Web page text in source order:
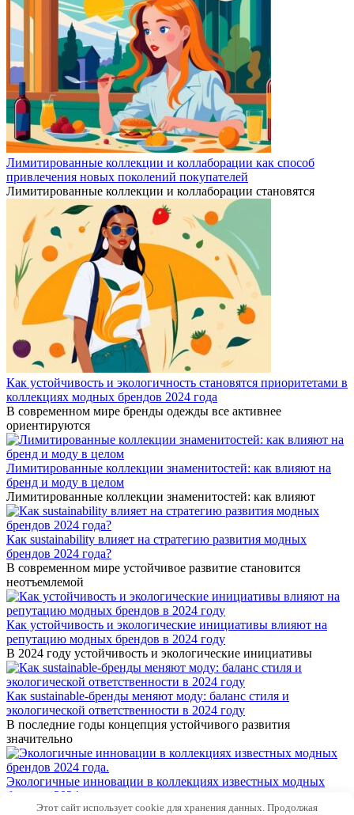
Лимитированные коллекции и коллаборации как способ
привлечения новых поколений покупателей
Лимитированные коллекции и коллаборации становятся
Как устойчивость и экологичность становятся приоритетами в
коллекциях модных брендов 2024 года
В современном мире бренды одежды все активнее
ориентируются
Лимитированные коллекции знаменитостей: как влияют на
бренд и моду в целом
Лимитированные коллекции знаменитостей: как влияют
Как sustainability влияет на стратегию развития модных
брендов 2024 года?
В современном мире устойчивое развитие становится
неотъемлемой
Как устойчивость и экологические инициативы влияют на
репутацию модных брендов в 2024 году
В 2024 году устойчивость и экологические инициативы
Как sustainable-бренды меняют моду: баланс стиля и
экологической ответственности в 2024 году
В последние годы концепция устойчивого развития
значительно
Экологичные инновации в коллекциях известных модных
брендов 2024 года.
В последние годы все больше модных брендов признают
Этот сайт использует cookie для хранения данных. Продолжая